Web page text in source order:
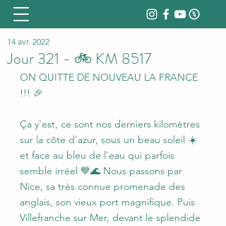
Jour 321 - 🚲 KM 8517
14 avr. 2022
ON QUITTE DE NOUVEAU LA FRANCE
!!! 🎉
Ça y'est, ce sont nos derniers kilomètres
sur la côte d'azur, sous un beau soleil ☀️
et face au bleu de l'eau qui parfois
semble irréel 💙🌊 Nous passons par
Nice, sa très connue promenade des
anglais, son vieux port magnifique. Puis
Villefranche sur Mer, devant le splendide